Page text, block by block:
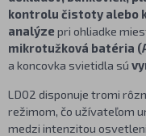
kontrolu čistoty alebo
analýzepri ohliadke
mikrotužková batéria
a koncovka svietidla sú
LD02 disponuje tromi
režimom, čo užívateľom
medzi intenzitou